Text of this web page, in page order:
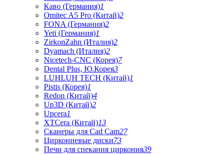
Каво (Германия)1
Omitec A5 Pro (Китай)2
FONA (Германия)2
Yeti (Германия)1
ZirkonZahn (Италия)2
Dyamach (Италия)2
Nicetech-CNC (Корея)7
Dental Plus, Ю.Корея3
LUHLUH TECH (Китай)1
Pistis (Корея)1
Redon (Китай)4
Up3D (Китай)2
Upcera1
XTCera (Китай)13
Сканеры для Cad Cam27
Циркониевые диски73
Печи для спекания циркония39